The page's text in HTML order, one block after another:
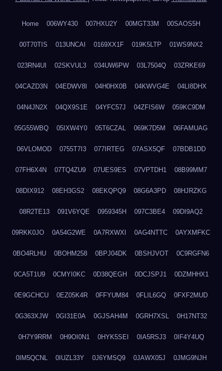
Home 006WY430 007HXU2Y 00MGT33M 00SAOS5H
00T70TIS 013UNCAI 0169XX1F 019K5LTP 01WS9NX2
023RN4UI 02SKVUL3 034UW6PW 03L7504Q 03ZRKE69
04CAZD3N 04EDWV8I 04H0HX0B 04KWVG4E 04LI8DHX
04N4JN2X 04QX9S1E 04YFC57J 04ZFIS6W 059KC9DM
05G55WBQ 05IXW4Y0 05T6CZAL 069K7D5M 06FAMUAG
06VLOMOD 0755T7I3 077IRTEG 07ASX5QF 07BDB1DD
07FH6X4N 07TQ4ZU9 07UES9ES 07VPTDH1 08B99MM7
08DIX912 08EH3GS2 08EKQPQ9 08G6A3PD 08HJRZKG
08R2TE13 091V6YQE 0959345H 097C3BE4 09DI9AQ2
09RKK0JO 0A54G2WE 0A7RXWXI 0AG4NTTC 0AYXMFKC
0BO4RLHU 0BOHM258 0BPJ04DK 0BSHJVOT 0C9RGFN6
0CA5T1U9 0CMYI0KC 0D38QEGH 0DCJSPJ1 0DZMHHX1
0E9GCHCU 0EZ05K4R 0FFYUM84 0FLIL6GQ 0FXF2MUD
0G363XJW 0GI31E0A 0GJSAH4M 0GRH7XSL 0H17NT32
0H7Y9RRM 0H9OI0N1 0HYK5SEI 0IA5RSJ3 0IF4Y4UQ
0IM5QCNL 0IUZL33Y 0J6YMSQ9 0JAWX05J 0JMG9NJH